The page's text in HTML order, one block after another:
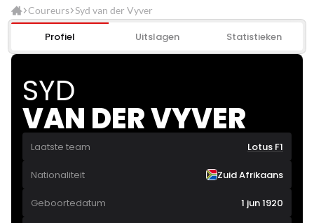
Coureurs Syd van der Vyver
Profiel Uitslagen Statistieken
SYD
VAN DER VYVER
Laatste team Lotus F1
Nationaliteit Zuid Afrikaans
Geboortedatum 1 jun 1920